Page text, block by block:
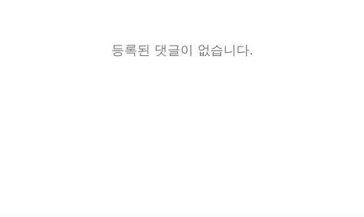
등록된 댓글이 없습니다.